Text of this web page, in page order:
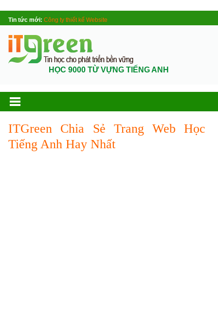
Tin tức mới: Công ty thiết kế Website
HỌC 9000 TỪ VỰNG TIẾNG ANH
ITGreen Chia Sẻ Trang Web Học
Tiếng Anh Hay Nhất